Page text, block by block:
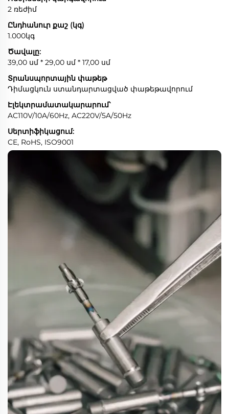
2 ռեժիմ
Ընդհանուր քաշ (կգ)
1.000կգ
Ծավալը:
39,00 սմ * 29,00 սմ * 17,00 սմ
Տրանսպորտային փաթեթ
Դիմացկուն ստանդարտացված փաթեթավորում
Էլեկտրամատակարարում՝
AC110V/10A/60Hz, AC220V/5A/50Hz
Սերտիֆիկացում:
CE, RoHS, ISO9001